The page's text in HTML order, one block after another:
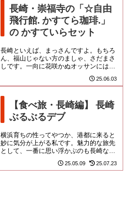
長崎・崇福寺の「☆自由
飛行館. かすてら珈琲.」
の かすていらセット
長崎といえば、まっさんですよ。もちろ
ん、福山じゃない方のましゃ、さだまさ
しです。一向に花咲かぬオッサンには、
泣き笑いな、さだの詩が染みまくるんだ
よな！私の人生の中では、私が... 25.06.03
【食べ旅・長崎編】 長崎
ぶるぶるデブ
横浜育ちの性ってやつか、港都に来ると
妙に気分が上がる私です。魅力的な旅先
として、一番に思い浮かぶのも長崎なの
よ。もっと頻繁に訪れたいと思いつつ、
そうならんのは、飛行機の便も...
25.05.09 25.07.23